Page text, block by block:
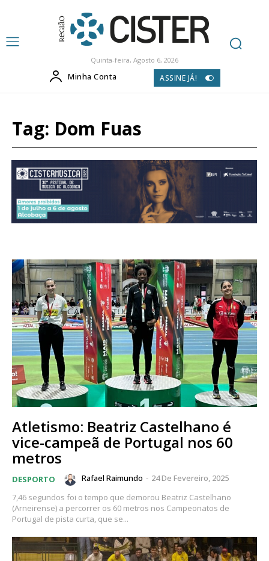
Quinta-feira, Agosto 6, 2026
Minha Conta ASSINE JÁ!
Tag: Dom Fuas
Atletismo: Beatriz Castelhano é
vice-campeã de Portugal nos 60
metros
DESPORTO Rafael Raimundo - 24 De Fevereiro, 2025
7,46 segundos foi o tempo que demorou Beatriz Castelhano
(Arneirense) a percorrer os 60 metros nos Campeonatos de
Portugal de pista curta, que se...